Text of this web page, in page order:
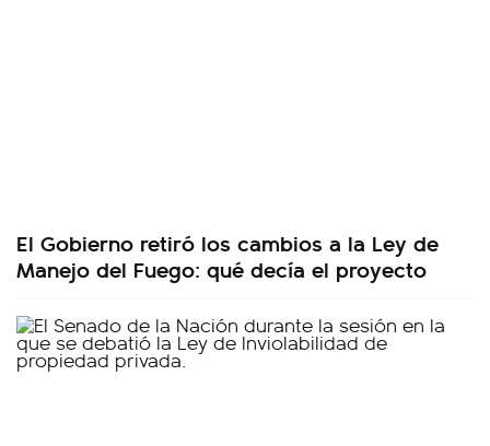
El Gobierno retiró los cambios a la Ley de
Manejo del Fuego: qué decía el proyecto